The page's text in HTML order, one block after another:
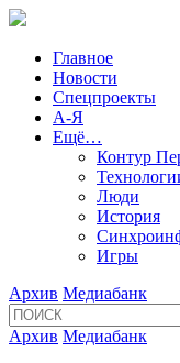
Главное
Новости
Спецпроекты
А-Я
Ещё…
Контур
Люди
История
Игры
Архив Медиабанк
Архив Медиабанк